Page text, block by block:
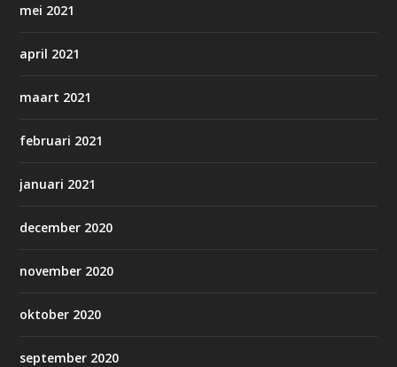
mei 2021
april 2021
maart 2021
februari 2021
januari 2021
december 2020
november 2020
oktober 2020
september 2020